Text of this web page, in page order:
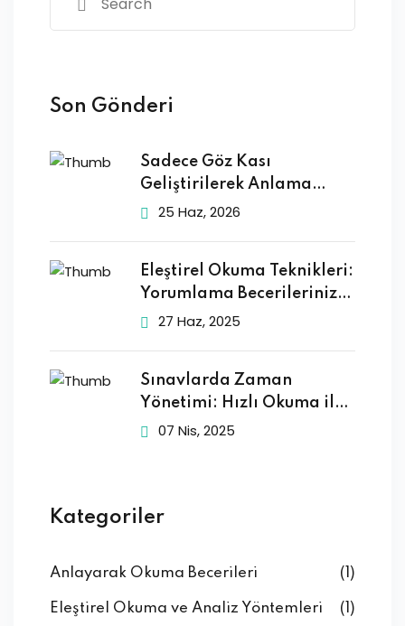
Son Gönderi
Sadece Göz Kası
Geliştirilerek Anlama
Sağlanır mı?
25 Haz, 2026
Eleştirel Okuma Teknikleri:
Yorumlama Becerilerinizi
Geliştirin
27 Haz, 2025
Sınavlarda Zaman
Yönetimi: Hızlı Okuma ile
Başarıya
07 Nis, 2025
Kategoriler
Anlayarak Okuma Becerileri (1)
Eleştirel Okuma ve Analiz Yöntemleri (1)